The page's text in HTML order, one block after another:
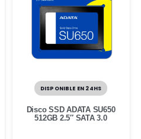
DISPONIBLE EN 24HS
Disco SSD ADATA SU650
512GB 2.5″ SATA 3.0